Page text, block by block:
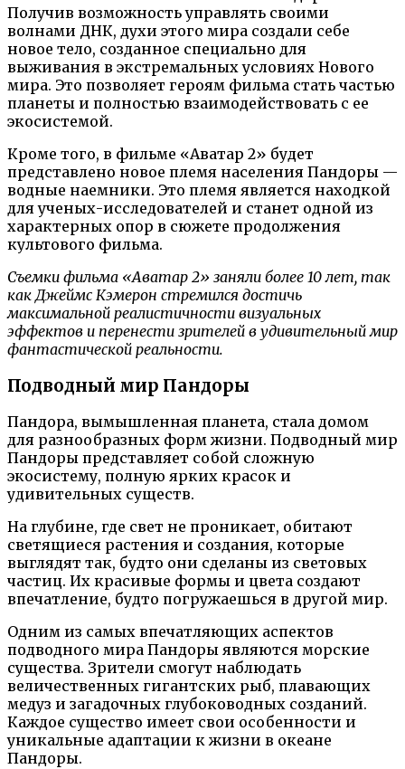
Получив возможность управлять своими
волнами ДНК, духи этого мира создали себе
новое тело, созданное специально для
выживания в экстремальных условиях Нового
мира. Это позволяет героям фильма стать частью
планеты и полностью взаимодействовать с ее
экосистемой.
Кроме того, в фильме «Аватар 2» будет
представлено новое племя населения Пандоры —
водные наемники. Это племя является находкой
для ученых-исследователей и станет одной из
характерных опор в сюжете продолжения
культового фильма.
Съемки фильма «Аватар 2» заняли более 10 лет, так
как Джеймс Кэмерон стремился достичь
максимальной реалистичности визуальных
эффектов и перенести зрителей в удивительный мир
фантастической реальности.
Подводный мир Пандоры
Пандора, вымышленная планета, стала домом
для разнообразных форм жизни. Подводный мир
Пандоры представляет собой сложную
экосистему, полную ярких красок и
удивительных существ.
На глубине, где свет не проникает, обитают
светящиеся растения и создания, которые
выглядят так, будто они сделаны из световых
частиц. Их красивые формы и цвета создают
впечатление, будто погружаешься в другой мир.
Одним из самых впечатляющих аспектов
подводного мира Пандоры являются морские
существа. Зрители смогут наблюдать
величественных гигантских рыб, плавающих
медуз и загадочных глубоководных созданий.
Каждое существо имеет свои особенности и
уникальные адаптации к жизни в океане
Пандоры.